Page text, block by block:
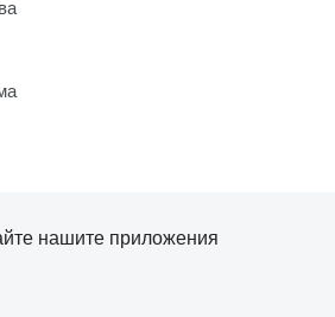
нашите приложения